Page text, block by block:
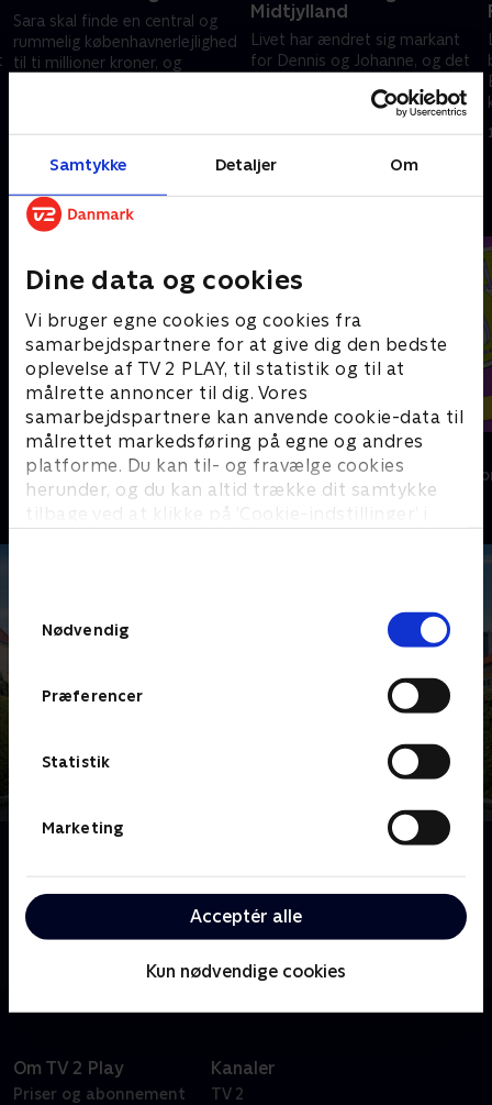
Samtykke Detaljer Om
Dine data og cookies
Vi bruger egne cookies og cookies fra
samarbejdspartnere for at give dig den bedste
oplevelse af TV 2 PLAY, til statistik og til at
målrette annoncer til dig. Vores
samarbejdspartnere kan anvende cookie-data til
målrettet markedsføring på egne og andres
platforme. Du kan til- og fravælge cookies
herunder, og du kan altid trække dit samtykke
tilbage ved at klikke på ’Cookie-indstillinger’ i
Nødvendig
Præferencer
Statistik
Marketing
Acceptér alle
Kun nødvendige cookies
Sara skal finde en central og
rummelig københavnerlejlighed
til ti millioner kroner, og
Midtjylland
Livet har ændret sig markant
for Dennis og Johanne, og det
Sara skal finde storbystemning
i de lejligheder, hun viser
11. januar 2024 • 39 min
Andre så også
Linde på Langeland
Livsstil • 5 sæsoner
Helt sort
Livsstil • 7
Borregaard, Sara Lygum og Dilsad Sahin rykker ud i
hele landet og hjælper boligsøgende med at finde
Om TV 2 Play
Priser og abonnement
Kanaler
TV 2